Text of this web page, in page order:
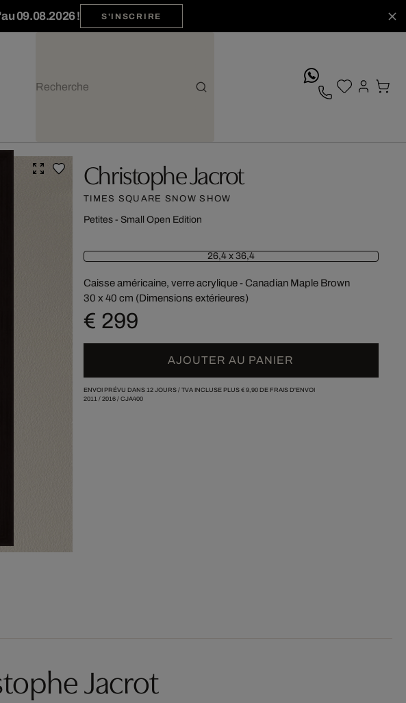
09.08.2026 ! S'INSCRIRE
Christophe Jacrot
TIMES SQUARE SNOW SHOW
Petites - Small Open Edition
26,4 x 36,4
Caisse américaine, verre acrylique - Canadian Maple Brown
30 x 40 cm (Dimensions extérieures)
€ 299
AJOUTER AU PANIER
ENVOI PRÉVU DANS 12 JOURS / TVA INCLUSE PLUS € 9,90DE FRAIS D'ENVOI
2011/ 2016/ CJA400
Jacrot